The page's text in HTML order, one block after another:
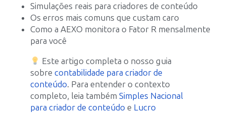
Simulações reais para criadores de conteúdo
Os erros mais comuns que custam caro
Como a AEXO monitora o Fator R mensalmente
para você
Este artigo completa o nosso guia
sobre contabilidade para criador de
conteúdo. Para entender o contexto
completo, leia também Simples Nacional
para criador de conteúdo e Lucro